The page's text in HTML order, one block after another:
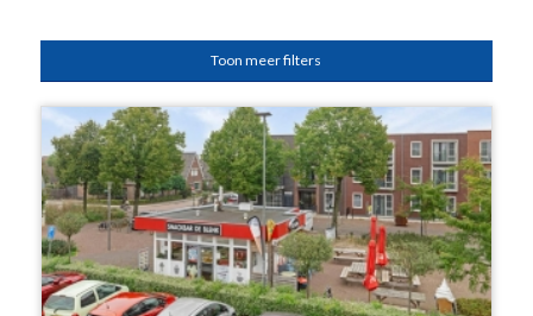
Toon meer filters